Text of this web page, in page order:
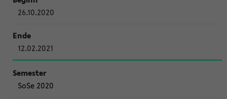
26.10.2020
12.02.2021
SoSe 2020